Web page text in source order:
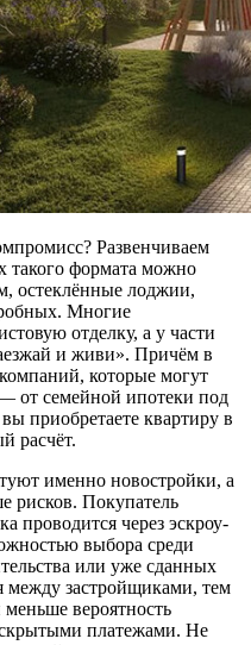
Развенчиваем
такого формата можно
остеклённые лоджии,
Многие
отделку, а у части
и живи». Причём в
которые могут
от семейной ипотеки под
приобретаете квартиру в
расчёт.
именно новостройки, а
рисков. Покупатель
проводится через эскроу-
выбора среди
или уже сданных
между застройщиками, тем
вероятность
скрытыми платежами. Не